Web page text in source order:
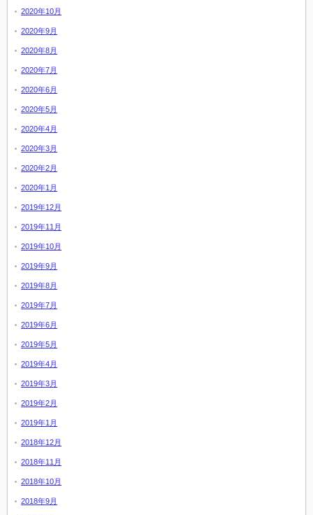
2020年10月
2020年9月
2020年8月
2020年7月
2020年6月
2020年5月
2020年4月
2020年3月
2020年2月
2020年1月
2019年12月
2019年11月
2019年10月
2019年9月
2019年8月
2019年7月
2019年6月
2019年5月
2019年4月
2019年3月
2019年2月
2019年1月
2018年12月
2018年11月
2018年10月
2018年9月